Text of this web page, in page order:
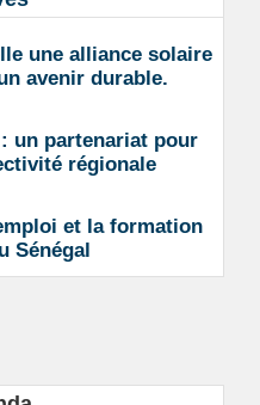
une alliance solaire
avenir durable.
un partenariat pour
régionale
et la formation
Sénégal